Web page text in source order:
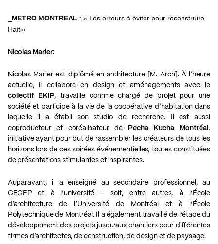
METRO MONTREAL : « Les erreurs à éviter pour reconstruire
Haïti«
Nicolas Marier:
Nicolas Marier est diplômé en architecture [M. Arch]. À l’heure
actuelle, il collabore en design et aménagements avec le
collectif EKIP, travaille comme chargé de projet pour une
société et participe à la vie de la coopérative d’habitation dans
laquelle il a établi son studio de recherche. Il est aussi
coproducteur et coréalisateur de
Pecha Kucha Montréal ,
initiative ayant pour but de rassembler les créateurs de tous les
horizons lors de ces soirées événementielles, toutes constituées
de présentations stimulantes et inspirantes.
Auparavant, il a enseigné au secondaire professionnel, au
CEGEP et à l’université – soit, entre autres, à l’École
d’architecture de l’Université de Montréal et à l’École
Polytechnique de Montréal. Il a également travaillé de l’étape du
développement des projets jusqu’aux chantiers pour différentes
firmes d’architectes, de construction, de design et de paysage.